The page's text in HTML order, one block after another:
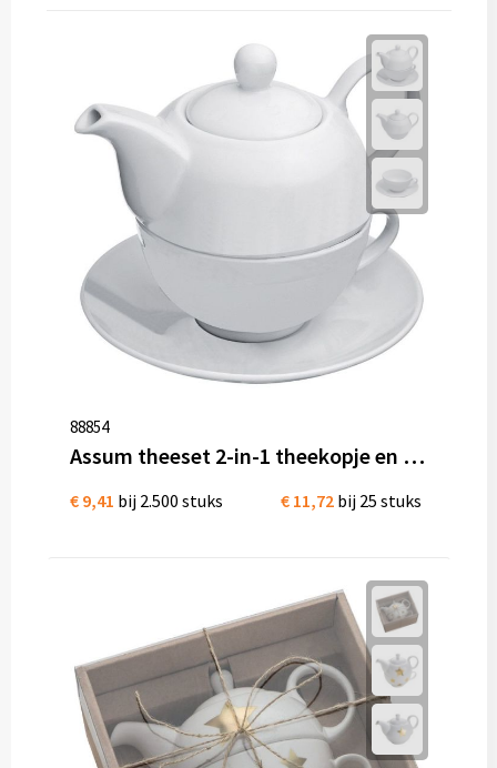
Fruitwaterflessen
Bekende merken
Heupflessen
Bij de koffie en thee
Diversen
Goedkope mokken
Grote mokken
88854
Assum theeset 2-in-1 theekopje en theekan porselein 200 ml
€ 9,41 bij 2.500 stuks € 11,72 bij 25 stuks